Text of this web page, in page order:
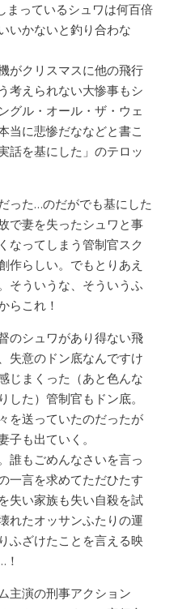
まっているシュワは何百倍
いかないと釣り合わな
がクリスマスに他の飛行
考えられない大惨事もシ
グル・オール・ザ・ウェ
当に悲惨だななどと書こ
話を基にした」のテロッ
った…のだがでも基にした
で妻を失ったシュワと事
なってしまう管制官スク
作らしい。でもとりあえ
そういうな、そういうふ
らこれ！
のシュワがあり得ない飛
失意のドン底なんですけ
じまくった（あと色んな
した）管制官もドン底。
を送っていたのだったが
子も出ていく。
誰もごめんなさいを言っ
一言を求めてただひたす
失い家族も失い自殺を試
れたオッサンふたりの運
ふざけたことを言える映
主演の刑事アクション